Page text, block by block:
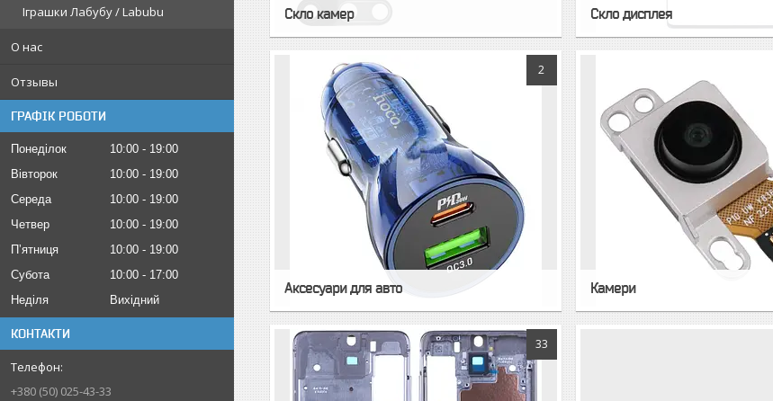
Іграшки Лабубу / Labubu
О нас
Отзывы
ГРАФІК РОБОТИ
Понеділок 10:00
19:00
Вівторок
10:00
19:00
Середа
10:00
19:00
Четвер
10:00
19:00
Пʼятниця
10:00
19:00
Субота
10:00
17:00
Неділя
Вихідний
КОНТАКТИ
+380 (50) 025-43-33
Скло камер Скло дисплея
2
Аксесуари для авто Камери
33